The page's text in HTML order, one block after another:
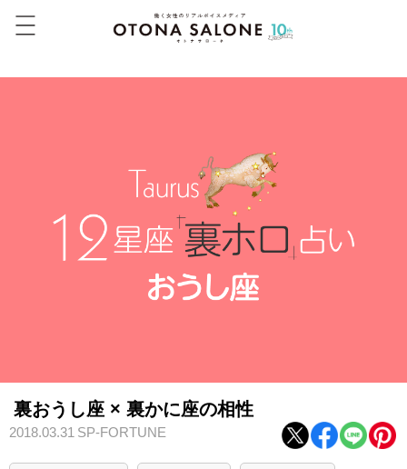
裏おうし座 × 裏かに座の相性
2018.03.31 SP-FORTUNE